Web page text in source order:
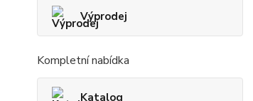
Výprodej
Kompletní nabídka
Katalog